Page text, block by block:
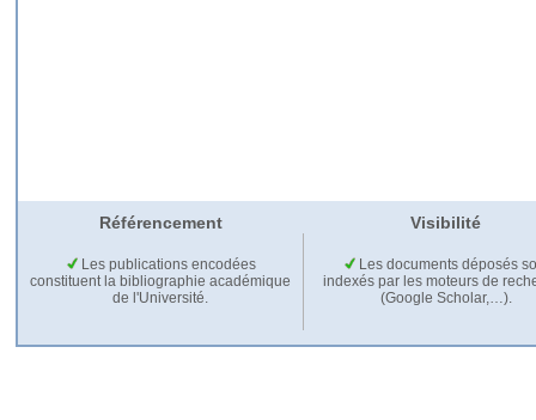
Référencement Visibilité
Les publications encodées
constituent la bibliographie académique
de l'Université.
Les documents déposés
indexés par les moteurs de
(Google Scholar,…).